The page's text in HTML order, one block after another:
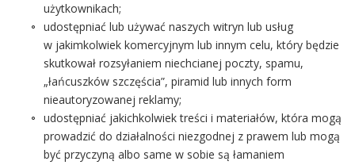
użytkownikach;
udostępniać lub używać naszych witryn lub usług
w jakimkolwiek komercyjnym lub innym celu, który będzie
skutkował rozsyłaniem niechcianej poczty, spamu,
„łańcuszków szczęścia”, piramid lub innych form
nieautoryzowanej reklamy;
udostępniać jakichkolwiek treści i materiałów, która mogą
prowadzić do działalności niezgodnej z prawem lub mogą
być przyczyną albo same w sobie są łamaniem